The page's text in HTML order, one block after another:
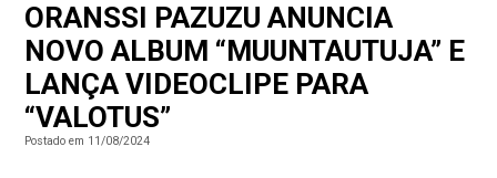
ORANSSI PAZUZU ANUNCIA
NOVO ALBUM “MUUNTAUTUJA” E
LANÇA VIDEOCLIPE PARA
“VALOTUS”
Postado em 11/08/2024